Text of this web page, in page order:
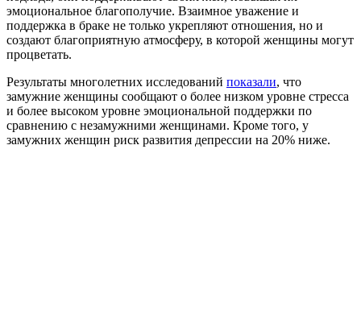
эмоциональное благополучие. Взаимное уважение и
поддержка в браке не только укрепляют отношения, но и
создают благоприятную атмосферу, в которой женщины могут
процветать.
Результаты многолетних исследований показали, что
замужние женщины сообщают о более низком уровне стресса
и более высоком уровне эмоциональной поддержки по
сравнению с незамужними женщинами. Кроме того, у
замужних женщин риск развития депрессии на 20% ниже.